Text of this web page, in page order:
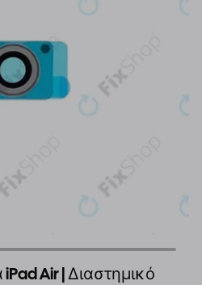
Air | Διαστημικό